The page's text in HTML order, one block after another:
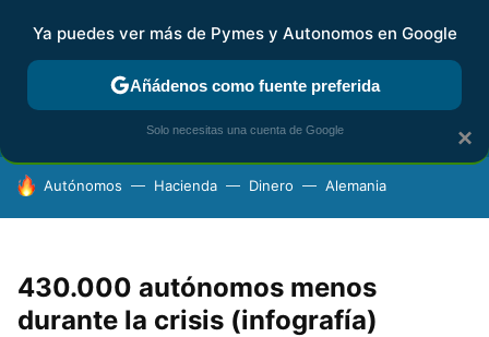
FISCALIDAD Y CONTABILIDAD KIT DIGITAL RENTA
HOY SE HABLA DE
Autónomos Hacienda Dinero Alemania
430.000 autónomos menos
durante la crisis (infografía)
×
Ya puedes ver más de Pymes y Autonomos en Google
Añádenos como fuente preferida
Solo necesitas una cuenta de Google